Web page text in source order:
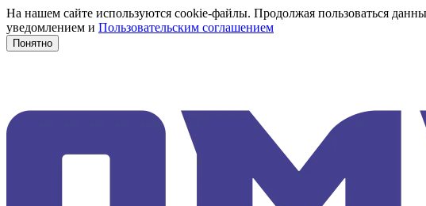
На нашем сайте используются cookie-файлы. Продолжая пользоваться
уведомлением и Пользовательским соглашением
Понятно